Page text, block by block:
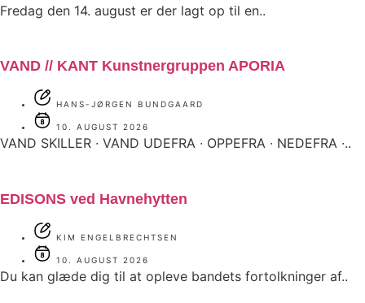
Fredag den 14. august er der lagt op til en..
VAND // KANT Kunstnergruppen APORIA
HANS-JØRGEN BUNDGAARD
10. AUGUST 2026
VAND SKILLER ∙ VAND UDEFRA ∙ OPPEFRA ∙ NEDEFRA ∙..
EDISONS ved Havnehytten
KIM ENGELBRECHTSEN
10. AUGUST 2026
Du kan glæde dig til at opleve bandets fortolkninger af..